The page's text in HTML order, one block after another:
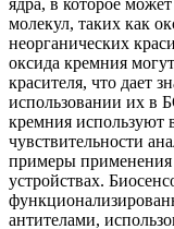
молекул, таких как
неорганических
оксида кремния
красителя, что дает
использовании их в
кремния используют
чувствительности
примеры применения
устройствах.
антителами,